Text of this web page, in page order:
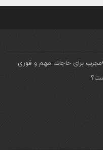
برای حاجات مهم و فوری